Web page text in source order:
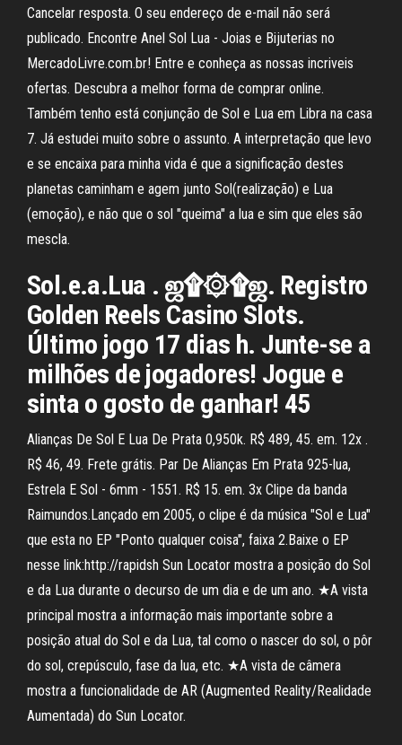
Cancelar resposta. O seu endereço de e-mail não será
publicado. Encontre Anel Sol Lua - Joias e Bijuterias no
MercadoLivre.com.br! Entre e conheça as nossas incriveis
ofertas. Descubra a melhor forma de comprar online.
Também tenho está conjunção de Sol e Lua em Libra na casa
7. Já estudei muito sobre o assunto. A interpretação que levo
e se encaixa para minha vida é que a significação destes
planetas caminham e agem junto Sol(realização) e Lua
(emoção), e não que o sol "queima" a lua e sim que eles são
mescla.
Sol.e.a.Lua . ஜ۩۞۩ஜ. Registro
Golden Reels Casino Slots.
Último jogo 17 dias h. Junte-se a
milhões de jogadores! Jogue e
sinta o gosto de ganhar! 45
Alianças De Sol E Lua De Prata 0,950k. R$ 489, 45. em. 12x .
R$ 46, 49. Frete grátis. Par De Alianças Em Prata 925-lua,
Estrela E Sol - 6mm - 1551. R$ 15. em. 3x Clipe da banda
Raimundos.Lançado em 2005, o clipe é da música "Sol e Lua"
que esta no EP "Ponto qualquer coisa", faixa 2.Baixe o EP
nesse link:http://rapidsh Sun Locator mostra a posição do Sol
e da Lua durante o decurso de um dia e de um ano. ★A vista
principal mostra a informação mais importante sobre a
posição atual do Sol e da Lua, tal como o nascer do sol, o pôr
do sol, crepúsculo, fase da lua, etc. ★A vista de câmera
mostra a funcionalidade de AR (Augmented Reality/Realidade
Aumentada) do Sun Locator.